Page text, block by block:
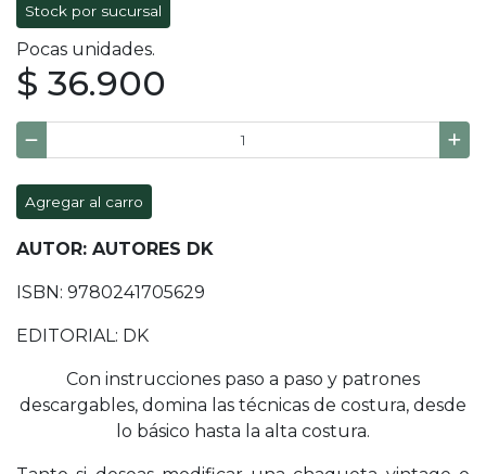
Stock por sucursal
Pocas unidades.
$ 36.900
Agregar al carro
AUTOR: AUTORES DK
ISBN: 9780241705629
EDITORIAL: DK
Con instrucciones paso a paso y patrones
descargables, domina las técnicas de costura, desde
lo básico hasta la alta costura.